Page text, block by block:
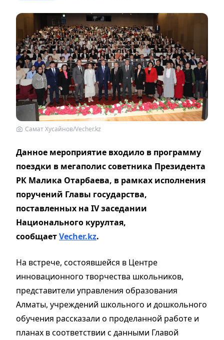
Самат Хусайнов/Vecher.kz
Данное мероприятие входило в программу
поездки в мегаполис советника Президента
РК Малика Отарбаева, в рамках исполнения
поручений Главы государства,
поставленных на IV заседании
Национального курултая,
сообщаетVecher.kz.
На встрече, состоявшейся в Центре
инновационного творчества школьников,
представители управления образования
Алматы, учреждений школьного и дошкольного
обучения рассказали о проделанной работе и
планах в соответствии с данными Главой